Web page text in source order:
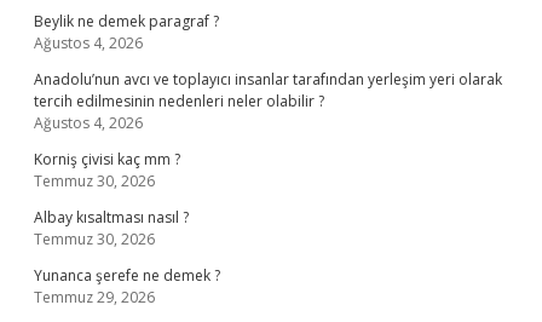
Beylik ne demek paragraf ?
Ağustos 4, 2026
Anadolu’nun avcı ve toplayıcı insanlar tarafından yerleşim yeri olarak
tercih edilmesinin nedenleri neler olabilir ?
Ağustos 4, 2026
Korniş çivisi kaç mm ?
Temmuz 30, 2026
Albay kısaltması nasıl ?
Temmuz 30, 2026
Yunanca şerefe ne demek ?
Temmuz 29, 2026